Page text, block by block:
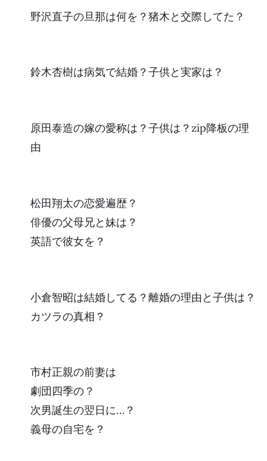
野沢直子の旦那は何を？猪木と交際してた？
鈴木杏樹は病気で結婚？子供と実家は？
原田泰造の嫁の愛称は？子供は？zip降板の理
由
松田翔太の恋愛遍歴？
俳優の父母兄と妹は？
英語で彼女を？
小倉智昭は結婚してる？離婚の理由と子供は？
カツラの真相？
市村正親の前妻は
劇団四季の？
次男誕生の翌日に…？
義母の自宅を？